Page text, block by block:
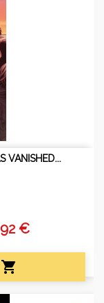
VANISHED...
€
